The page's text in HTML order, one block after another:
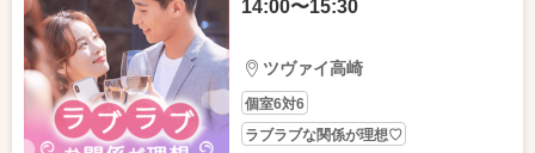
14:00〜15:30
ツヴァイ高崎
個室6対6
ラブラブな関係が理想♡